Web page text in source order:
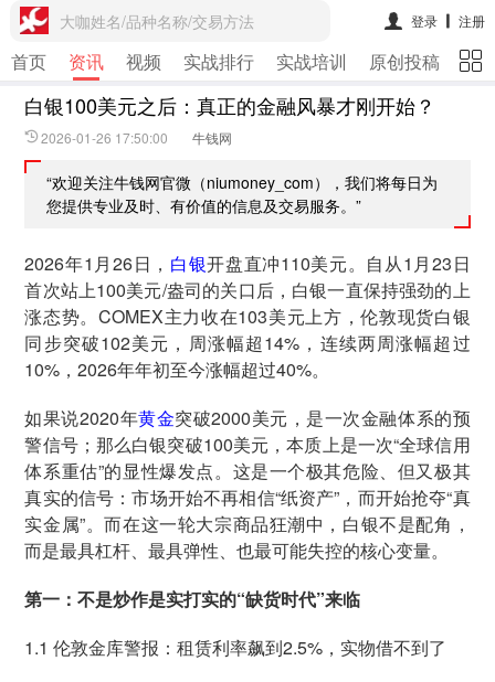
大咖姓名/品种名称/交易方法 登录 注册
首页 资讯 视频 实战排行 实战培训 原创投稿 期
白银100美元之后：真正的金融风暴才刚开始？
2026-01-26 17:50:00 牛钱网
“欢迎关注牛钱网官微（niumoney_com），我们将每日为
您提供专业及时、有价值的信息及交易服务。”
2026年1月26日， 白银开盘直冲110美元。自从1月23日
首次站上100美元/盎司的关口后，白银一直保持强劲的上
涨态势。COMEX主力收在103美元上方，伦敦现货白银
同步突破102美元，周涨幅超14%，连续两周涨幅超过
10%，2026年年初至今涨幅超过40%。
如果说2020年黄金突破2000美元，是一次金融体系的预
警信号；那么白银突破100美元，本质上是一次“全球信用
体系重估”的显性爆发点。这是一个极其危险、但又极其
真实的信号：市场开始不再相信“纸资产”，而开始抢夺“真
实金属”。而在这一轮大宗商品狂潮中，白银不是配角，
而是最具杠杆、最具弹性、也最可能失控的核心变量。
第一：不是炒作是实打实的“缺货时代”来临
1.1 伦敦金库警报：租赁利率飙到2.5%，实物借不到了